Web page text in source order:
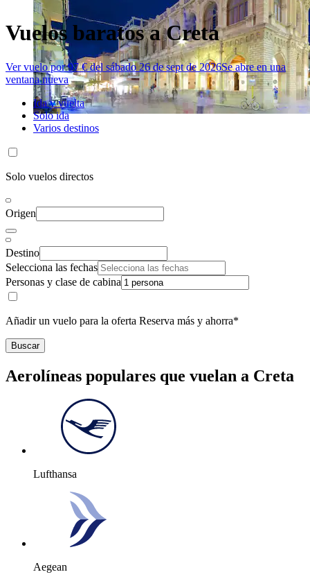
Vuelos baratos a Creta
Ver vuelo por 97 € del sábado 26 de sept de 2026Se abre en una
ventana nueva
Ida y vuelta
Solo ida
Varios destinos
Solo vuelos directos
Origen
Destino
Selecciona las fechas
Personas y clase de cabina
Añadir un vuelo para la oferta Reserva más y ahorra*
Buscar
Aerolíneas populares que vuelan a Creta
Lufthansa
Aegean